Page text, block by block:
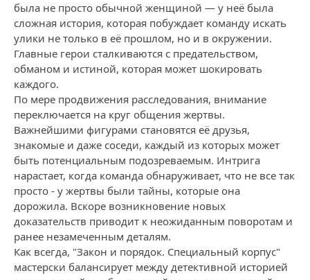
была не просто обычной женщиной — у неё была
сложная история, которая побуждает команду искать
улики не только в её прошлом, но и в окружении.
Главные герои сталкиваются с предательством,
обманом и истиной, которая может шокировать
каждого.
По мере продвижения расследования, внимание
переключается на круг общения жертвы.
Важнейшими фигурами становятся её друзья,
знакомые и даже соседи, каждый из которых может
быть потенциальным подозреваемым. Интрига
нарастает, когда команда обнаруживает, что не все так
просто - у жертвы были тайны, которые она
дорожила. Вскоре возникновение новых
доказательств приводит к неожиданным поворотам и
ранее незамеченным деталям.
Как всегда, "Закон и порядок. Специальный корпус"
мастерски балансирует между детективной историей